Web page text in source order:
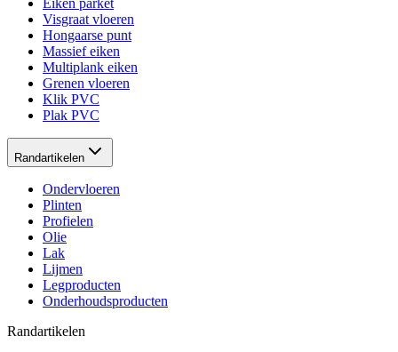
Visgraat vloeren
Hongaarse punt
Massief eiken
Multiplank eiken
Grenen vloeren
Klik PVC
Plak PVC
Randartikelen
Ondervloeren
Plinten
Profielen
Olie
Lak
Lijmen
Legproducten
Onderhoudsproducten
Randartikelen